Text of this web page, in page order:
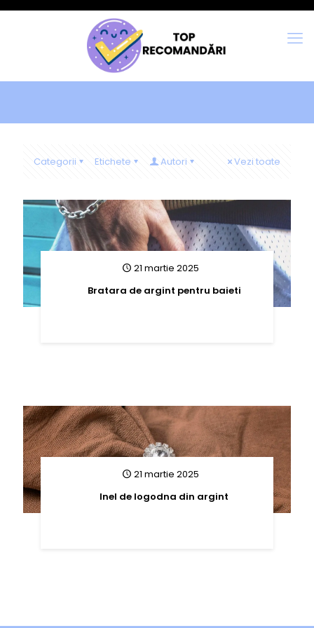
Categorii Etichete Autori Vezi toate
21 martie 2025
Bratara de argint pentru baieti
21 martie 2025
Inel de logodna din argint